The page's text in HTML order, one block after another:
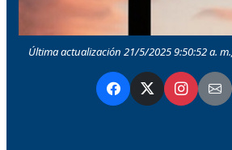
Última actualización 21/5/2025 9:50:52 a. m.,